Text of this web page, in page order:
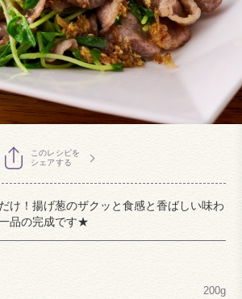
このレシピを
シェアする
け！揚げ葱のザクッと食感と香ばしい味わ
品の完成です★
200g